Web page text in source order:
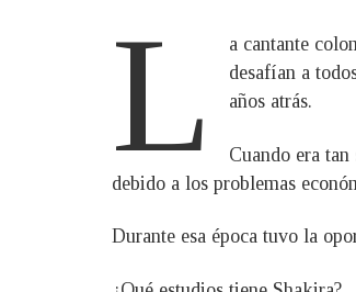
L
a cantante
desafían a
años atrás.
Cuando era
debido a los problemas
Durante esa época tuvo la